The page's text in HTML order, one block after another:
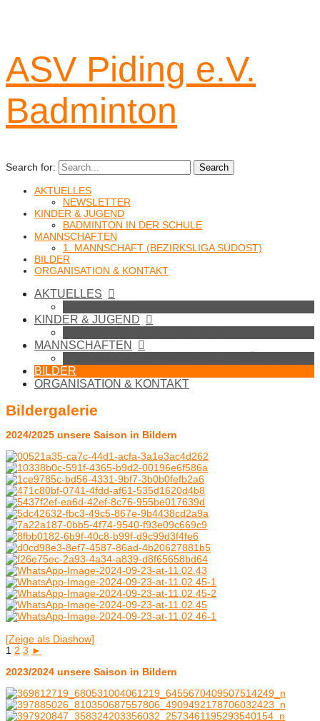
ASV Piding e.V.
Badminton
Search for: Search
AKTUELLES
NEWSLETTER
KINDER & JUGEND
BADMINTON IN DER SCHULE
MANNSCHAFTEN
1. MANNSCHAFT (BEZIRKSLIGA SÜDOST)
BILDER
ORGANISATION & KONTAKT
AKTUELLES
KINDER & JUGEND
MANNSCHAFTEN
BILDER
ORGANISATION & KONTAKT
Bildergalerie
2024/2025 unsere Saison in Bildern
[Zeige als Diashow]
1 2 3 ►
2023/2024 unsere Saison in Bildern